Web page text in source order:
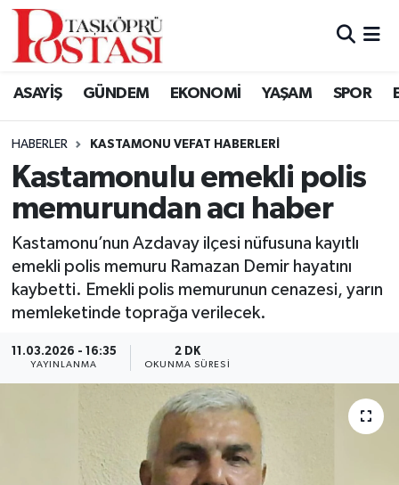
ASAYİŞ GÜNDEM EKONOMİ YAŞAM SPOR
HABERLER KASTAMONU VEFAT HABERLERI
Kastamonulu emekli polis
memurundan acı haber
Kastamonu’nun Azdavay ilçesi nüfusuna kayıtlı
emekli polis memuru Ramazan Demir hayatını
kaybetti. Emekli polis memurunun cenazesi, yarın
memleketinde toprağa verilecek.
11.03.2026 - 16:35
YAYINLANMA
2 DK
OKUNMA SÜRESI
Kastamonu Vefat Edenler
Araç Haberleri
Azdavay Haberleri
Bozkurt Haberleri
Cide Haberleri
Daday Haberleri
Devrekani Haberleri